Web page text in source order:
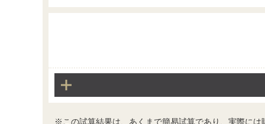
※この試算結果は、あくまで簡易試算であり、実際に